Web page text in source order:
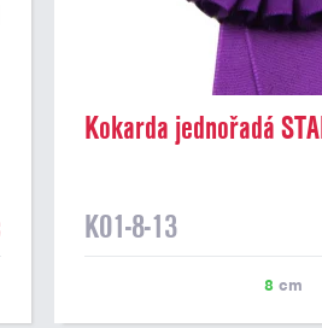
Kokarda jednořadá
K01-8-13
8 cm